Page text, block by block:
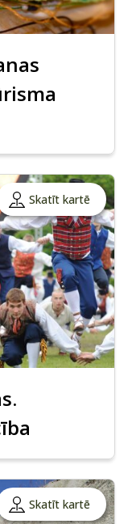
Skatīt kartē
Skatīt kartē